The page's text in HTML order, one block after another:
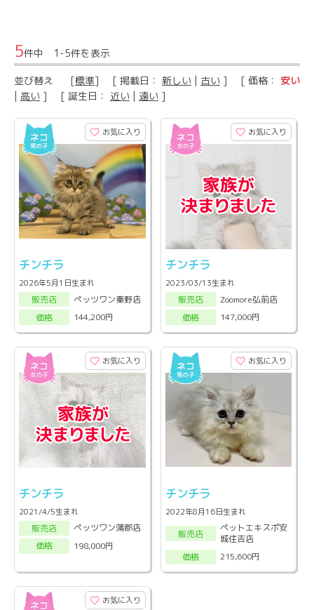
5件中 1-5件を表示
並び替え [標準] [ 掲載日： 新しい | 古い ] [ 価格： 安い
| 高い ] [ 誕生日： 近い | 遠い ]
お気に入り
チンチラ
2026年5月1日生まれ
販売店
ペッツワン秦野店
価格
144,200円
お気に入り
チンチラ
2023/03/13生まれ
販売店
Zoomore弘前店
価格
147,000円
お気に入り
チンチラ
2021/4/5生まれ
販売店
ペッツワン蒲郡店
価格
198,000円
お気に入り
チンチラ
2022年8月16日生まれ
販売店
ペットエキスポ安
城住吉店
価格
215,600円
お気に入り